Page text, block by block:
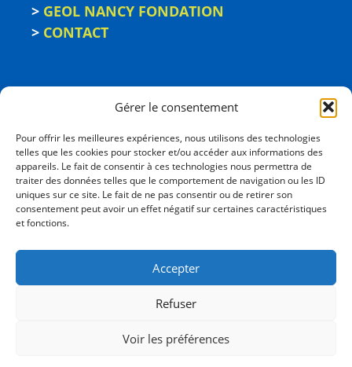
Gérer le consentement
Pour offrir les meilleures expériences, nous utilisons des technologies
telles que les cookies pour stocker et/ou accéder aux informations des
appareils. Le fait de consentir à ces technologies nous permettra de
traiter des données telles que le comportement de navigation ou les ID
uniques sur ce site. Le fait de ne pas consentir ou de retirer son
consentement peut avoir un effet négatif sur certaines caractéristiques
et fonctions.
Accepter
Refuser
Voir les préférences
> GEOL NANCY FONDATION
> CONTACT
ÉCOLE NATIONALE
2, rue du Doyen Marcel Roubault - BP 10162
54505 Vandœuvre-les-Nancy cedex
03 72 74 46 00
ENSG 2026 © TOUS DROITS RÉSERVÉS |